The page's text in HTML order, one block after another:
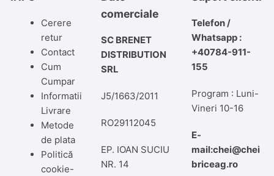
Cerere
retur
Contact
Cum
Cumpar
Informatii
Livrare
Metode
de plata
Politică
cookie-
comerciale
SC BRENET
DISTRIBUTION
SRL
J5/1663/2011
RO29112045
EP. IOAN SUCIU
NR. 14
Telefon /
Whatsapp :
+40784-911-
155
Program : Luni-
Vineri 10-16
E-
mail:chei@chei
briceag.ro